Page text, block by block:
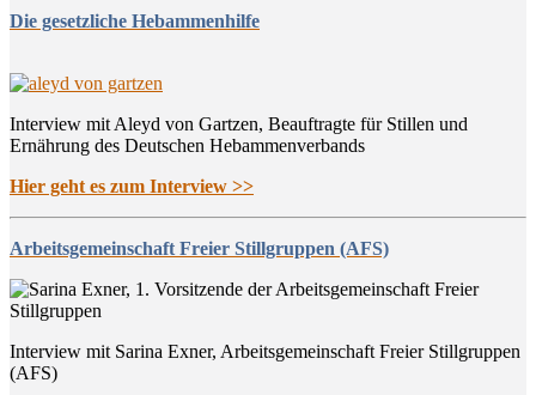
Die gesetzliche Hebammenhilfe
Interview mit Aleyd von Gartzen, Beauftragte für Stillen und
Ernährung des Deutschen Hebammenverbands
Hier geht es zum Interview >>
Arbeitsgemeinschaft Freier Stillgruppen (AFS)
Interview mit Sarina Exner, Arbeitsgemeinschaft Freier Stillgruppen
(AFS)